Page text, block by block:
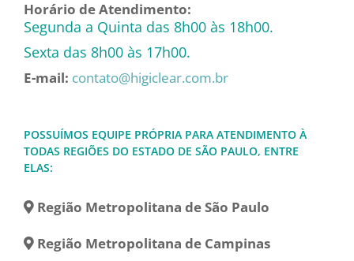
Horário de Atendimento:
Segunda a Quinta das 8h00 às 18h00.
Sexta das 8h00 às 17h00.
E-mail: contato@higiclear.com.br
POSSUÍMOS EQUIPE PRÓPRIA PARA ATENDIMENTO À
TODAS REGIÕES DO ESTADO DE SÃO PAULO, ENTRE
ELAS:
Região Metropolitana de São Paulo
Região Metropolitana de Campinas